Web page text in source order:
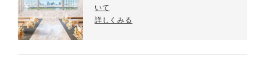
いて
詳しくみる